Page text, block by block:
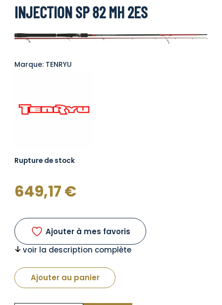
INJECTION SP 82 MH 2ES
Marque: TENRYU
Rupture de stock
649,17€
Ajouter à mes favoris
voir la description complète
Ajouter au panier